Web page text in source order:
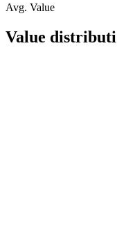
Avg. Value
Value